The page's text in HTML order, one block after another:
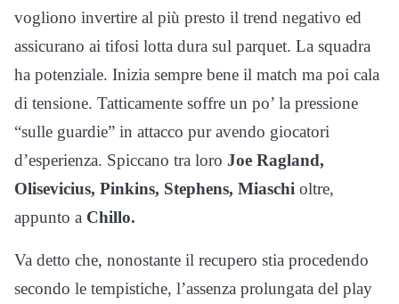
vogliono invertire al più presto il trend negativo ed
assicurano ai tifosi lotta dura sul parquet. La squadra
ha potenziale. Inizia sempre bene il match ma poi cala
di tensione. Tatticamente soffre un po’ la pressione
“sulle guardie” in attacco pur avendo giocatori
d’esperienza. Spiccano tra loro Joe Ragland,
Olisevicius, Pinkins, Stephens, Miaschi oltre,
appunto a Chillo.
Va detto che, nonostante il recupero stia procedendo
secondo le tempistiche, l’assenza prolungata del play